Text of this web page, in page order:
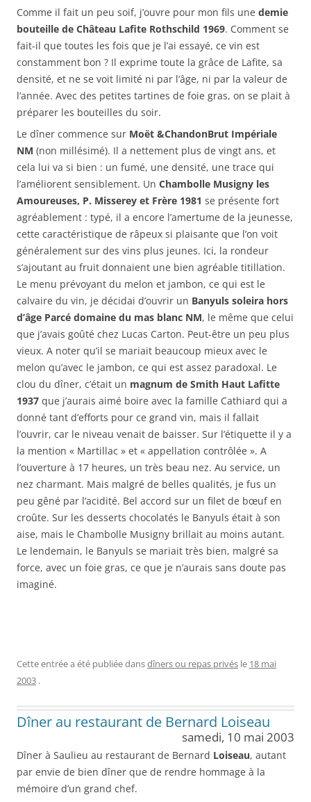
Comme il fait un peu soif, j’ouvre pour mon fils une demie
bouteille de Château Lafite Rothschild 1969. Comment se
fait-il que toutes les fois que je l’ai essayé, ce vin est
constamment bon ? Il exprime toute la grâce de Lafite, sa
densité, et ne se voit limité ni par l’âge, ni par la valeur de
l’année. Avec des petites tartines de foie gras, on se plait à
préparer les bouteilles du soir.
Le dîner commence sur Moët &ChandonBrut Impériale
NM (non millésimé). Il a nettement plus de vingt ans, et
cela lui va si bien : un fumé, une densité, une trace qui
l’améliorent sensiblement. Un Chambolle Musigny les
Amoureuses, P. Misserey et Frère 1981 se présente fort
agréablement : typé, il a encore l’amertume de la jeunesse,
cette caractéristique de râpeux si plaisante que l’on voit
généralement sur des vins plus jeunes. Ici, la rondeur
s’ajoutant au fruit donnaient une bien agréable titillation.
Le menu prévoyant du melon et jambon, ce qui est le
calvaire du vin, je décidai d’ouvrir un Banyuls soleira hors
d’âge Parcé domaine du mas blanc NM, le même que celui
que j’avais goûté chez Lucas Carton. Peut-être un peu plus
vieux. A noter qu’il se mariait beaucoup mieux avec le
melon qu’avec le jambon, ce qui est assez paradoxal. Le
clou du dîner, c’était un magnum de Smith Haut Lafitte
1937 que j’aurais aimé boire avec la famille Cathiard qui a
donné tant d’efforts pour ce grand vin, mais il fallait
l’ouvrir, car le niveau venait de baisser. Sur l’étiquette il y a
la mention « Martillac » et « appellation contrôlée ». A
l’ouverture à 17 heures, un très beau nez. Au service, un
nez charmant. Mais malgré de belles qualités, je fus un
peu gêné par l’acidité. Bel accord sur un filet de bœuf en
croûte. Sur les desserts chocolatés le Banyuls était à son
aise, mais le Chambolle Musigny brillait au moins autant.
Le lendemain, le Banyuls se mariait très bien, malgré sa
force, avec un foie gras, ce que je n’aurais sans doute pas
imaginé.
Cette entrée a été publiée dansdîners ou repas privés le 18 mai
2003 .
Dîner au restaurant de Bernard Loiseau
samedi, 10 mai 2003
Dîner à Saulieu au restaurant de Bernard Loiseau, autant
par envie de bien dîner que de rendre hommage à la
mémoire d’un grand chef.